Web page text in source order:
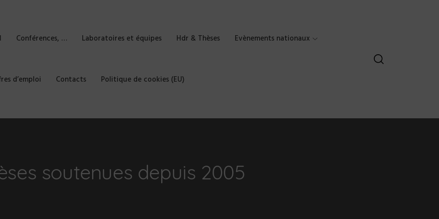
Conférences, … Laboratoires et équipes Hdr & Thèses Evènements nationaux
d’emploi Contacts Politique de cookies (EU)
soutenues depuis 2005